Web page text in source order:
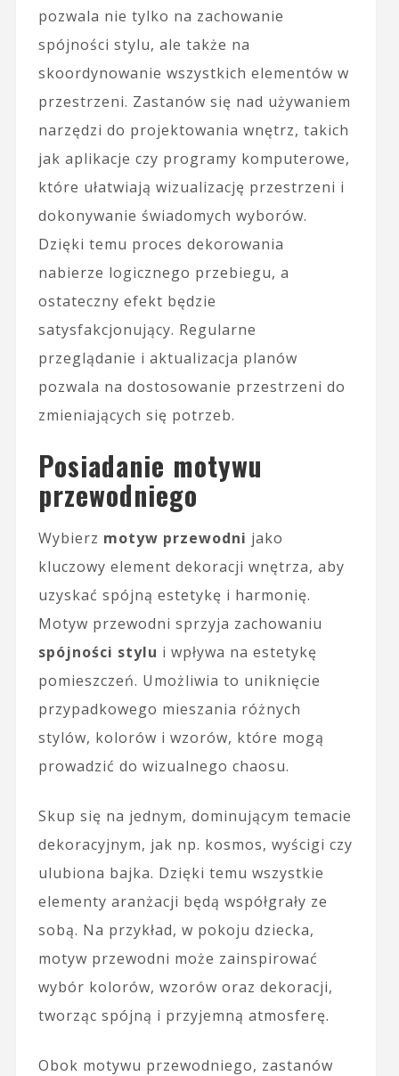
pozwala nie tylko na zachowanie
spójności stylu, ale także na
skoordynowanie wszystkich elementów w
przestrzeni. Zastanów się nad używaniem
narzędzi do projektowania wnętrz, takich
jak aplikacje czy programy komputerowe,
które ułatwiają wizualizację przestrzeni i
dokonywanie świadomych wyborów.
Dzięki temu proces dekorowania
nabierze logicznego przebiegu, a
ostateczny efekt będzie
satysfakcjonujący. Regularne
przeglądanie i aktualizacja planów
pozwala na dostosowanie przestrzeni do
zmieniających się potrzeb.
Posiadanie motywu
przewodniego
Wybierz motyw przewodni jako
kluczowy element dekoracji wnętrza, aby
uzyskać spójną estetykę i harmonię.
Motyw przewodni sprzyja zachowaniu
spójności stylu i wpływa na estetykę
pomieszczeń. Umożliwia to uniknięcie
przypadkowego mieszania różnych
stylów, kolorów i wzorów, które mogą
prowadzić do wizualnego chaosu.
Skup się na jednym, dominującym temacie
dekoracyjnym, jak np. kosmos, wyścigi czy
ulubiona bajka. Dzięki temu wszystkie
elementy aranżacji będą współgrały ze
sobą. Na przykład, w pokoju dziecka,
motyw przewodni może zainspirować
wybór kolorów, wzorów oraz dekoracji,
tworząc spójną i przyjemną atmosferę.
Obok motywu przewodniego, zastanów